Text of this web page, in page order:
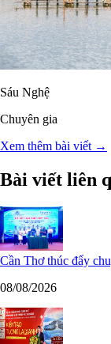
Sáu Nghệ
Chuyên gia
Xem thêm bài viết →
Bài viết liên
Cần Thơ thúc đẩy
08/08/2026